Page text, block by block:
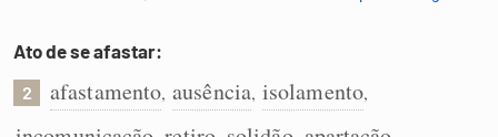
Sinônimos
Ato de se afastar:
2 afastamento, ausência, isolamento,